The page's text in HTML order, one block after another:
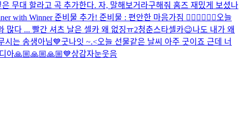
무대 할라고 곡 추가한다. 자, 말해보거라구해줘 홈즈 재밌게 보셨나
with Winner 준비물 추가! 준비물 : 편안한 마음가짐 👍🏻💙👍🏻🤍 오늘
많다 ... 빨간 셔츠 날은 셀카 왜 없징ㅠ2청춘스타셀카😉나도 내가 왜
시는 송생아님💙굿나잇 ~.<오늘 선물같은 날씨 아주 굿이죠 근데 너
아🙏🏼🙏🏼🙏🏼💙상감자눈웃음